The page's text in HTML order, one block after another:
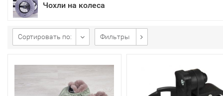
Чохли на колеса
Сортировать по: Фильтры